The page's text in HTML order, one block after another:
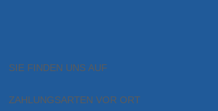
SIE FINDEN UNS AUF
ZAHLUNGSARTEN VOR ORT